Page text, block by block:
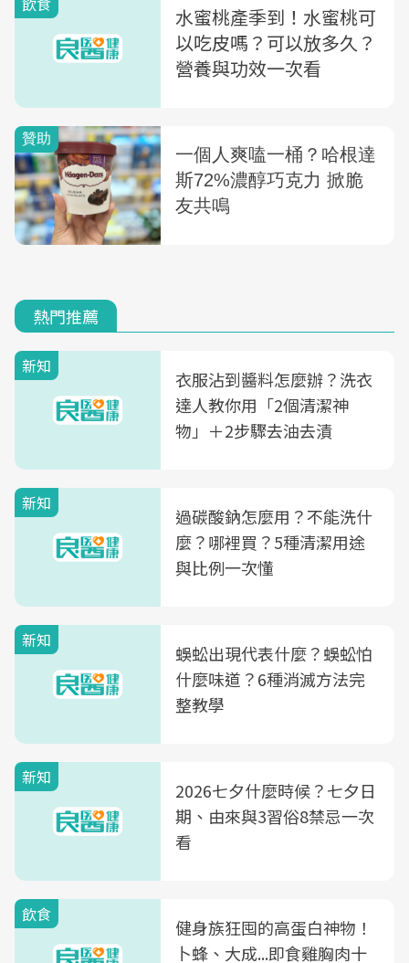
水蜜桃產季到！水蜜桃可
以吃皮嗎？可以放多久？
營養與功效一次看
熱門推薦
新知
衣服沾到醬料怎麼辦？洗衣
達人教你用「2個清潔神
物」＋2步驟去油去漬
新知
過碳酸鈉怎麼用？不能洗什
麼？哪裡買？5種清潔用途
與比例一次懂
新知
蜈蚣出現代表什麼？蜈蚣怕
什麼味道？6種消滅方法完
整教學
新知
2026七夕什麼時候？七夕日
期、由來與3習俗8禁忌一次
看
飲食
健身族狂囤的高蛋白神物！
卜蜂、大成...即食雞胸肉十